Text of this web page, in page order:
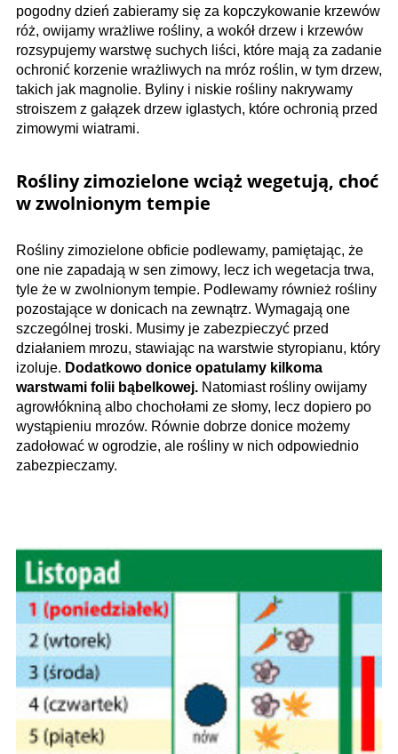
pogodny dzień zabieramy się za kopczykowanie krzewów
róż, owijamy wrażliwe rośliny, a wokół drzew i krzewów
rozsypujemy warstwę suchych liści, które mają za zadanie
ochronić korzenie wrażliwych na mróz roślin, w tym drzew,
takich jak magnolie. Byliny i niskie rośliny nakrywamy
stroiszem z gałązek drzew iglastych, które ochronią przed
zimowymi wiatrami.
Rośliny zimozielone wciąż wegetują, choć
w zwolnionym tempie
Rośliny zimozielone obficie podlewamy, pamiętając, że
one nie zapadają w sen zimowy, lecz ich wegetacja trwa,
tyle że w zwolnionym tempie. Podlewamy również rośliny
pozostające w donicach na zewnątrz. Wymagają one
szczególnej troski. Musimy je zabezpieczyć przed
działaniem mrozu, stawiając na warstwie styropianu, który
izoluje. Dodatkowo donice opatulamy kilkoma
warstwami folii bąbelkowej. Natomiast rośliny owijamy
agrowłókniną albo chochołami ze słomy, lecz dopiero po
wystąpieniu mrozów. Równie dobrze donice możemy
zadołować w ogrodzie, ale rośliny w nich odpowiednio
zabezpieczamy.